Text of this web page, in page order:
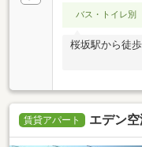
バス・トイレ別
桜坂駅から徒
賃貸アパート エデン